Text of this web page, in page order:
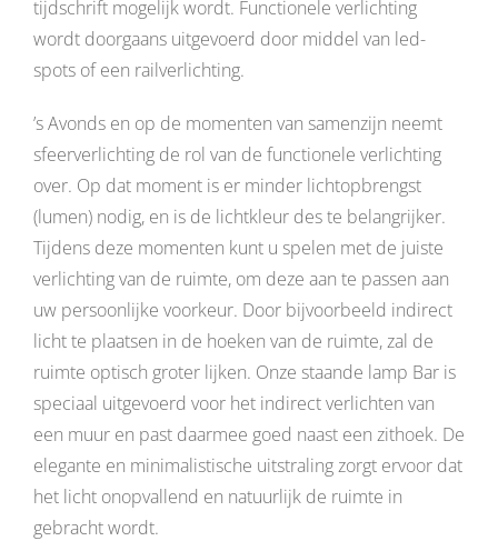
PROEFHANGEN
tijdschrift mogelijk wordt. Functionele verlichting
wordt doorgaans uitgevoerd door middel van led-
spots of een railverlichting.
’s Avonds en op de momenten van samenzijn neemt
sfeerverlichting de rol van de functionele verlichting
over. Op dat moment is er minder lichtopbrengst
(lumen) nodig, en is de lichtkleur des te belangrijker.
Tijdens deze momenten kunt u spelen met de juiste
verlichting van de ruimte, om deze aan te passen aan
uw persoonlijke voorkeur. Door bijvoorbeeld indirect
licht te plaatsen in de hoeken van de ruimte, zal de
ruimte optisch groter lijken. Onze staande lamp Bar is
speciaal uitgevoerd voor het indirect verlichten van
een muur en past daarmee goed naast een zithoek. De
elegante en minimalistische uitstraling zorgt ervoor dat
het licht onopvallend en natuurlijk de ruimte in
gebracht wordt.